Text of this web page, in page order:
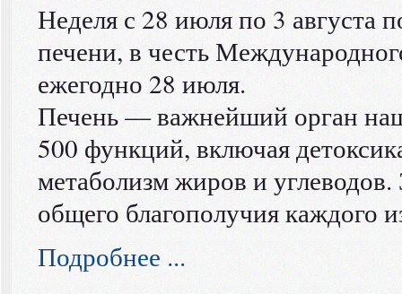
Неделя с 28 июля по 3 августа
печени, в честь
ежегодно 28 июля.
Печень — важнейший орган
500 функций, включая
метаболизм жиров и
общего благополучия каждого
Подробнее ...